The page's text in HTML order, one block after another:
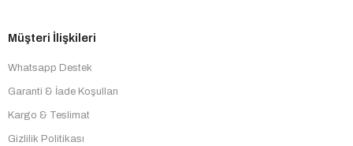
Müşteri İlişkileri
Whatsapp Destek
Garanti & İade Koşulları
Kargo & Teslimat
Gizlilik Politikası